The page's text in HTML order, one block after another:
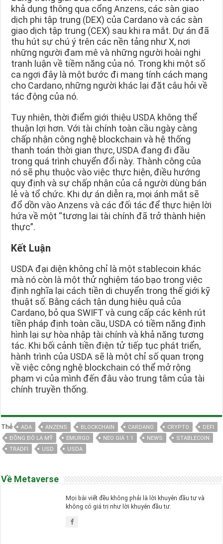
khả dụng thông qua cổng Anzens, các sàn giao
dịch phi tập trung (DEX) của Cardano và các sàn
giao dịch tập trung (CEX) sau khi ra mắt. Dự án đã
thu hút sự chú ý trên các nền tảng như X, nơi
những người đam mê và những người hoài nghi
tranh luận về tiềm năng của nó. Trong khi một số
ca ngợi đây là một bước đi mang tính cách mạng
cho Cardano, những người khác lại đặt câu hỏi về
tác động của nó.
Tuy nhiên, thời điểm giới thiệu USDA không thể
thuận lợi hơn. Với tài chính toàn cầu ngày càng
chấp nhận công nghệ blockchain và hệ thống
thanh toán thời gian thực, USDA đang đi đầu
trong quá trình chuyển đổi này. Thành công của
nó sẽ phụ thuộc vào việc thực hiện, điều hướng
quy định và sự chấp nhận của cả người dùng bán
lẻ và tổ chức. Khi dự án diễn ra, mọi ánh mắt sẽ
đổ dồn vào Anzens và các đối tác để thực hiện lời
hứa về một “tương lai tài chính đã trở thành hiện
thực”.
Kết Luận
USDA đại diện không chỉ là một stablecoin khác
mà nó còn là một thử nghiệm táo bạo trong việc
định nghĩa lại cách tiền di chuyển trong thế giới kỹ
thuật số. Bằng cách tận dụng hiệu quả của
Cardano, bỏ qua SWIFT và cung cấp các kênh rút
tiền pháp định toàn cầu, USDA có tiềm năng định
hình lại sự hòa nhập tài chính và khả năng tương
tác. Khi bối cảnh tiền điện tử tiếp tục phát triển,
hành trình của USDA sẽ là một chỉ số quan trọng
về việc công nghệ blockchain có thể mở rộng
phạm vi của mình đến đâu vào trung tâm của tài
chính truyền thống.
Thẻ ADA ANZENS BLOCKCHAIN CARDANO CRYPTO
DEFI
ĐỒNG ĐÔ LA MỸ
EMURGO NEO GIÁ 1:1 NEWS
STABLECOIN
TRADFI
USD USDA
Về Metaverse
Mọi bài viết đều không phải là lời khuyên đầu tư và
không có giá trị như lời khuyên đầu tư.